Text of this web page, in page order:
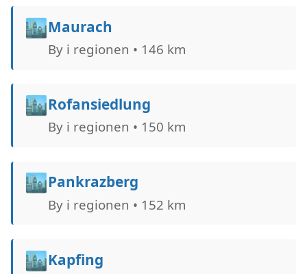
🏙️Maurach
By i regionen • 146 km
🏙️Rofansiedlung
By i regionen • 150 km
🏙️Pankrazberg
By i regionen • 152 km
🏙️Kapfing